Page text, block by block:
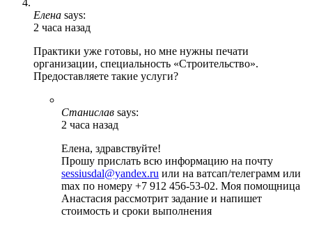
Елена says:
2 часа назад
Практики уже готовы, но мне нужны печати
организации, специальность «Строительство».
Предоставляете такие услуги?
Станислав says:
2 часа назад
Елена, здравствуйте!
Прошу прислать всю информацию на почту
sessiusdal@yandex.ru или на ватсап/телеграмм или
max по номеру +7 912 456-53-02. Моя помощница
Анастасия рассмотрит задание и напишет
стоимость и сроки выполнения